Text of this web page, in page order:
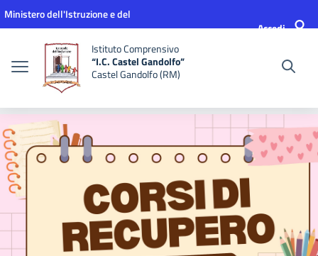
Vai ai contenuti
Vai al menu di navigazione
Vai al footer
Ministero dell'Istruzione e del
Accedi
Istituto Comprensivo
“I.C. Castel Gandolfo”
Castel Gandolfo (RM)